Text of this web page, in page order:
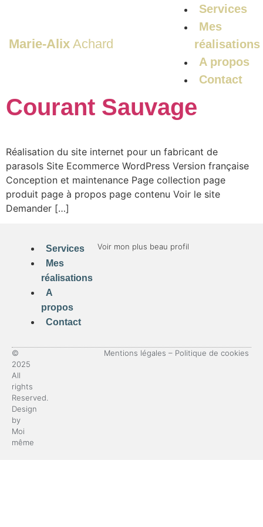
Marie-AlixAchard
Services
Mes
réalisations
A propos
Contact
Courant Sauvage
Réalisation du site internet pour un fabricant de
parasols Site Ecommerce WordPress Version française
Conception et maintenance Page collection page
produit page à propos page contenu Voir le site
Demander […]
Services
Mes
réalisations
A
propos
Contact
Voir mon plus beau profil
©
2025
All
rights
Reserved.
Design
by
Moi
même
Mentions légales – Politique de cookies